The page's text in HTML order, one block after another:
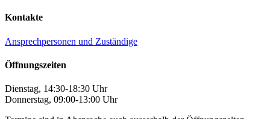
Kontakte
Ansprechpersonen und Zuständige
Öffnungszeiten
Dienstag, 14:30-18:30 Uhr
Donnerstag, 09:00-13:00 Uhr